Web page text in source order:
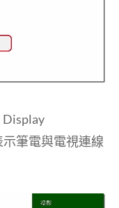
筆電與電視連線